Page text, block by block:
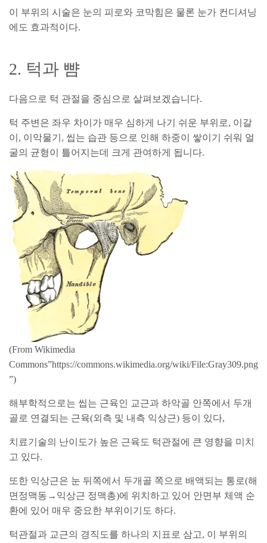
이 부위의 시술은 눈의 피로와 코막힘은 물론 눈가 컨디셔닝
에도 효과적이다.
2. 턱과 뺨
다음으로 턱 관절을 중심으로 살펴보겠습니다.
턱 주변은 좌우 차이가 매우 심하게 나기 쉬운 부위로, 이갈
이, 이악물기, 씹는 습관 등으로 인해 하중이 쌓이기 쉬워 얼
굴의 균형이 틀어지는데 크게 관여하게 됩니다.
(From Wikimedia
Commons”https://commons.wikimedia.org/wiki/File:Gray309.png
”)
해부학적으로는 씹는 근육인 교근과 하악골 안쪽에서 두개
골로 연결되는 근육(외측 및 내측 익상근) 등이 있다,
치료기술의 난이도가 높은 근육도 턱관절에 큰 영향을 미치
고 있다.
또한 익상근은 눈 뒤쪽에서 두개골 쪽으로 배액되는 통로(해
면정맥동→익상근 정맥총)에 위치하고 있어 안면부 체액 순
환에 있어 매우 중요한 부위이기도 하다.
턱관절과 교근의 경직도를 하나의 지표로 삼고, 이 부위의